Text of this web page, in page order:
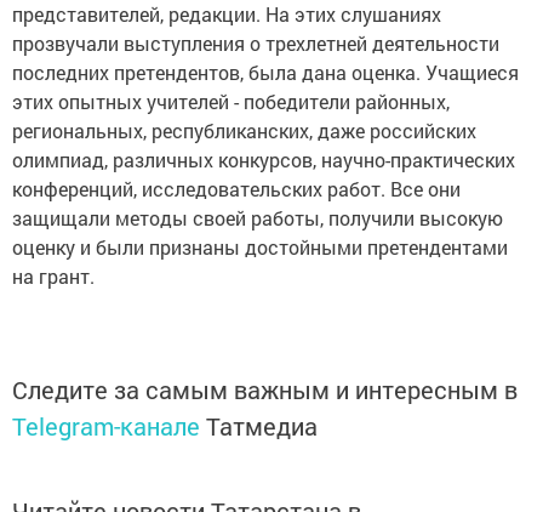
представителей, редакции. На этих слушаниях
прозвучали выступления о трехлетней деятельности
последних претендентов, была дана оценка. Учащиеся
этих опытных учителей - победители районных,
региональных, республиканских, даже российских
олимпиад, различных конкурсов, научно-практических
конференций, исследовательских работ. Все они
защищали методы своей работы, получили высокую
оценку и были признаны достойными претендентами
на грант.
Следите за самым важным и интересным в
Telegram-канале Татмедиа